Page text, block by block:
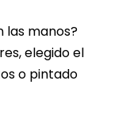
las manos?
elegido el
o pintado